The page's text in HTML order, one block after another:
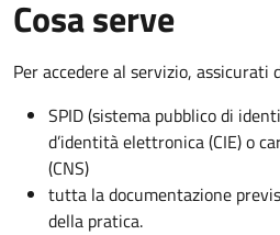
Cosa serve
Per accedere al servizio, assicurati
SPID (sistema pubblico di
d’identità elettronica (CIE) o
(CNS)
tutta la documentazione
della pratica.